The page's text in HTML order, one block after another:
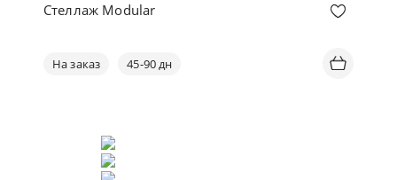
Стеллаж Modular
На заказ 45-90 дн